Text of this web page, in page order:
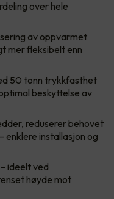
over hele
av oppvarmet
mer fleksibelt enn
50 tonn trykkfasthet
beskyttelse av
reduserer behovet
enklere installasjon og
ideelt ved
høyde mot